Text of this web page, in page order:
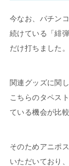
今なお、パチン
続けている「緋
だけ打ちました
関連グッズに関
こちらのタペス
ている機会が比
そのためアニポ
いただいており